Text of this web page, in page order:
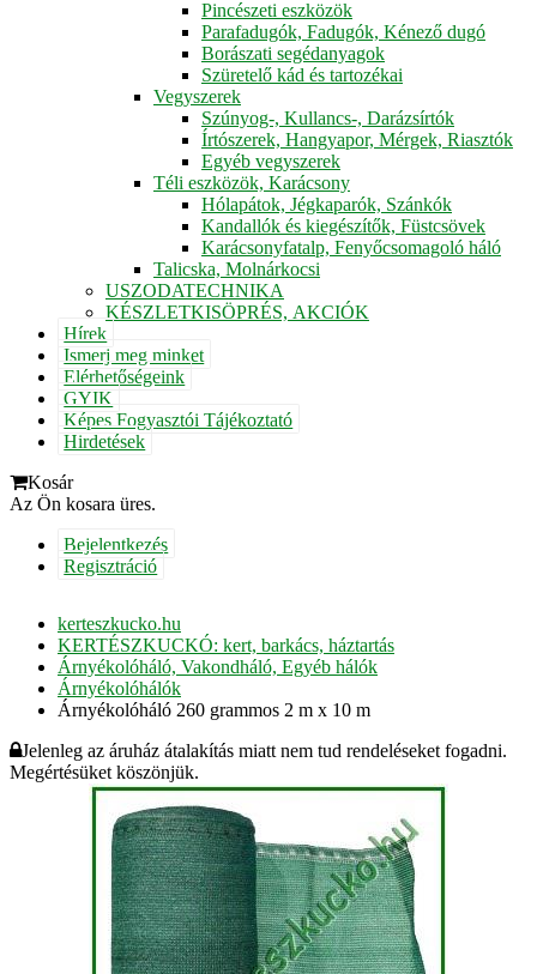
Pincészeti eszközök
Parafadugók, Fadugók, Kénező dugó
Borászati segédanyagok
Szüretelő kád és tartozékai
Vegyszerek
Szúnyog-, Kullancs-, Darázsírtók
Írtószerek, Hangyapor, Mérgek, Riasztók
Egyéb vegyszerek
Téli eszközök, Karácsony
Hólapátok, Jégkaparók, Szánkók
Kandallók és kiegészítők, Füstcsövek
Karácsonyfatalp, Fenyőcsomagoló háló
Talicska, Molnárkocsi
USZODATECHNIKA
KÉSZLETKISÖPRÉS, AKCIÓK
Hírek
Ismerj meg minket
Elérhetőségeink
GYIK
Képes Fogyasztói Tájékoztató
Hirdetések
Kosár
Az Ön kosara üres.
Bejelentkezés
Regisztráció
kerteszkucko.hu
KERTÉSZKUCKÓ: kert, barkács, háztartás
Árnyékolóháló, Vakondháló, Egyéb hálók
Árnyékolóhálók
Árnyékolóháló 260 grammos 2 m x 10 m
Jelenleg az áruház átalakítás miatt nem tud rendeléseket fogadni.
Megértésüket köszönjük.